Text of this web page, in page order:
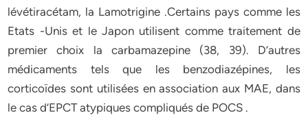
lévétiracétam, la Lamotrigine .Certains pays comme les
Etats -Unis et le Japon utilisent comme traitement de
premier choix la carbamazepine (38, 39). D’autres
médicaments tels que les benzodiazépines, les
corticoïdes sont utilisées en association aux MAE, dans
le cas d’EPCT atypiques compliqués de POCS .